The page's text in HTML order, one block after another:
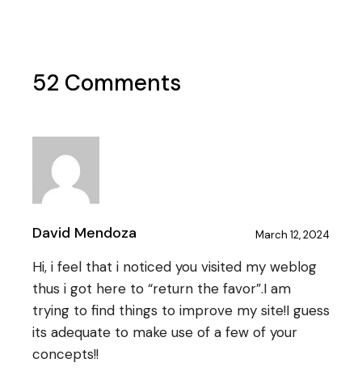
52 Comments
David Mendoza March 12, 2024
Hi, i feel that i noticed you visited my weblog
thus i got here to “return the favor”.I am
trying to find things to improve my site!I guess
its adequate to make use of a few of your
concepts!!